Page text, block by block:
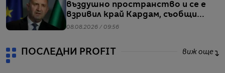
въздушно пространство и се е
взривил край Кардам, съобщи
Радев
08.08.2026 / 09:56
ПОСЛЕДНИ PROFIT виж още